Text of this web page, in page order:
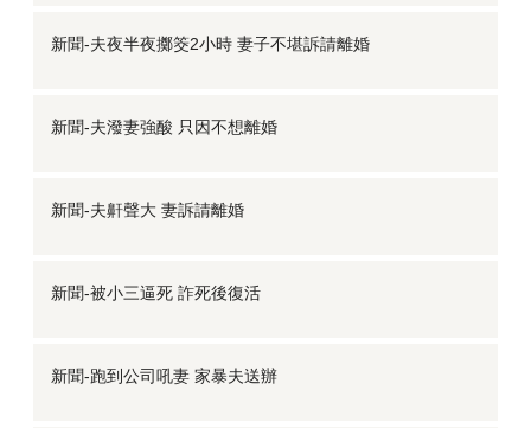
新聞-夫夜半夜擲筊2小時 妻子不堪訴請離婚
新聞-夫潑妻強酸 只因不想離婚
新聞-夫鼾聲大 妻訴請離婚
新聞-被小三逼死 詐死後復活
新聞-跑到公司吼妻 家暴夫送辦